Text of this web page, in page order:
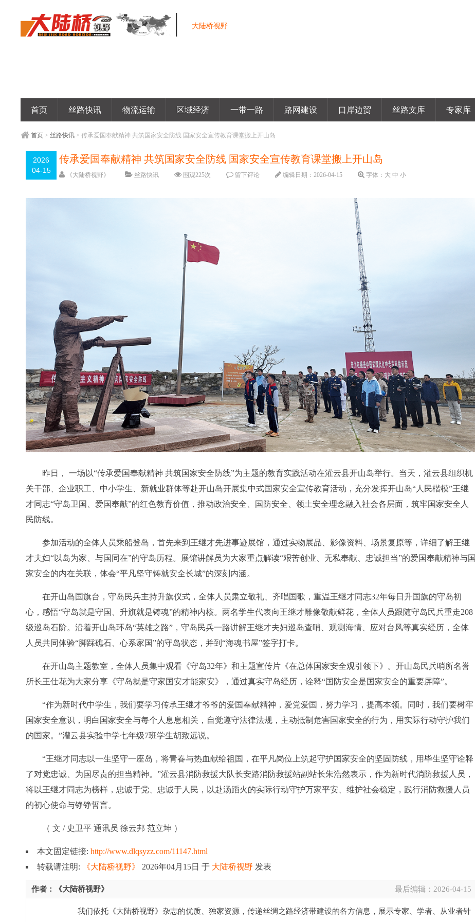
大陆桥视野
首页 丝路快讯 物流运输 区域经济 一带一路 路网建设 口岸边贸 丝路文库 专家库
首页 >丝路快讯 > 传承爱国奉献精神 共筑国家安全防线 国家安全宣传教育课堂搬上开山岛
2026
04-15
传承爱国奉献精神 共筑国家安全防线 国家安全宣传教育课堂搬上开山岛
《大陆桥视野》 丝路快讯 围观225次 留下评论 编辑日期：2026-04-15 字体： 大 中 小
昨日， 一场以“传承爱国奉献精神 共筑国家安全防线”为主题的教育实践活动在灌云县开山岛举行。当天，灌云县组织机
关干部、企业职工、中小学生、新就业群体等赴开山岛开展集中式国家安全宣传教育活动，充分发挥开山岛“人民楷模”王继
才同志“守岛卫国、爱国奉献”的红色教育价值，推动政治安全、国防安全、领土安全理念融入社会各层面，筑牢国家安全人
民防线。
参加活动的全体人员乘船登岛，首先来到王继才先进事迹展馆，通过实物展品、影像资料、场景复原等，详细了解王继
才夫妇“以岛为家、与国同在”的守岛历程。展馆讲解员为大家重点解读“艰苦创业、无私奉献、忠诚担当”的爱国奉献精神与国
家安全的内在关联，体会“平凡坚守铸就安全长城”的深刻内涵。
在开山岛国旗台，守岛民兵主持升旗仪式，全体人员肃立敬礼、齐唱国歌，重温王继才同志32年每日升国旗的守岛初
心，感悟“守岛就是守国、升旗就是铸魂”的精神内核。两名学生代表向王继才雕像敬献鲜花，全体人员跟随守岛民兵重走208
级巡岛石阶。沿着开山岛环岛“英雄之路”，守岛民兵一路讲解王继才夫妇巡岛查哨、观测海情、应对台风等真实经历，全体
人员共同体验“脚踩礁石、心系家国”的守岛状态，并到“海魂书屋”签字打卡。
在开山岛主题教室，全体人员集中观看《守岛32年》和主题宣传片《在总体国家安全观引领下》。开山岛民兵哨所名誉
所长王仕花为大家分享《守岛就是守家国安才能家安》，通过真实守岛经历，诠释“国防安全是国家安全的重要屏障”。
“作为新时代中学生，我们要学习传承王继才爷爷的爱国奉献精神，爱党爱国，努力学习，提高本领。同时，我们要树牢
国家安全意识，明白国家安全与每个人息息相关，自觉遵守法律法规，主动抵制危害国家安全的行为，用实际行动守护我们
的国家。”灌云县实验中学七年级7班学生胡致远说。
“王继才同志以一生坚守一座岛，将青春与热血献给祖国，在平凡岗位上筑起守护国家安全的坚固防线，用毕生坚守诠释
了对党忠诚、为国尽责的担当精神。”灌云县消防救援大队长安路消防救援站副站长朱浩然表示，作为新时代消防救援人员，
将以王继才同志为榜样，忠诚于党、忠诚于人民，以赴汤蹈火的实际行动守护万家平安、维护社会稳定，践行消防救援人员
的初心使命与铮铮誓言。
（ 文 / 史卫平 通讯员 徐云邦 范立坤 ）
本文固定链接:http://www.dlqsyzz.com/11147.html
转载请注明:
《大陆桥视野》 2026年04月15日于 大陆桥视野 发表
最后编辑： 2026-04-15
作者：《大陆桥视野》
我们依托《大陆桥视野》杂志的优质、独家资源，传递丝绸之路经济带建设的各方信息，展示专家、学者、从业者针